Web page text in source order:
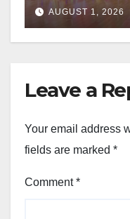
AUGUST 1, 2026
Leave a
Your email address
fields are marked *
Comment*